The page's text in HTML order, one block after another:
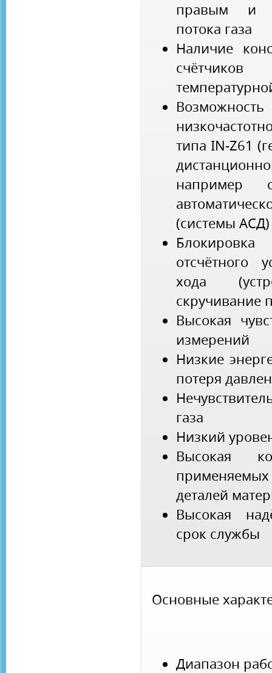
правым и
потока газа
Наличие
типа IN-Z61
например
(системы АСД)
отсчётного
хода
скручивание
Высокая
измерений
Низкие
потеря
газа
Низкий
Высокая
деталей
Высокая
срок службы
Основные
Диапазон